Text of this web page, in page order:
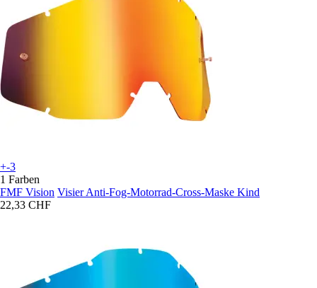
+-3
1 Farben
FMF Vision Visier Anti-Fog-Motorrad-Cross-Maske Kind
22,33 CHF